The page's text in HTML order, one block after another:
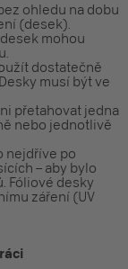
ohledu na dobu
(desek).
mohou
dostatečně
musí být ve
přetahovat jedna
nebo jednotlivě
nejdříve po
– aby bylo
Fóliové desky
záření (UV